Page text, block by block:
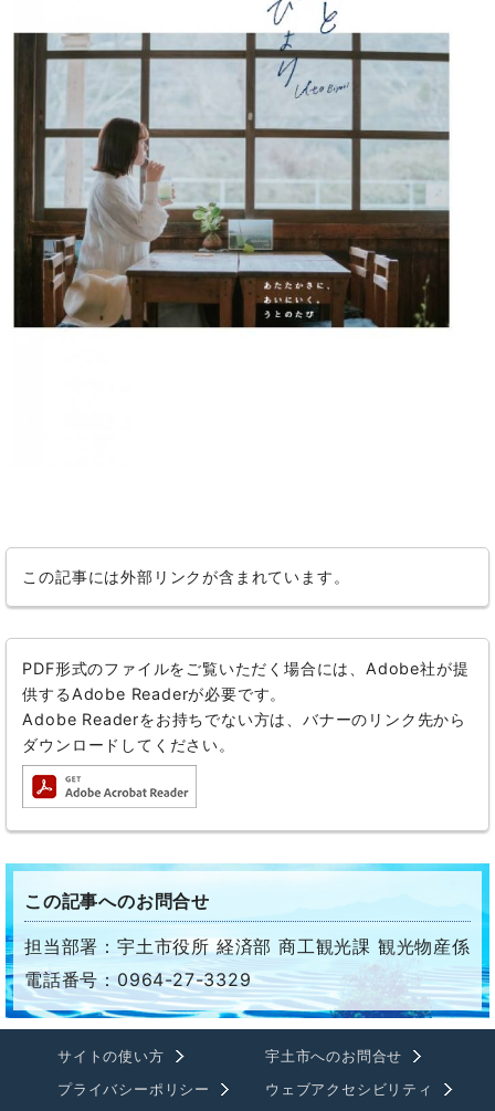
この記事には外部リンクが含まれています。
PDF形式のファイルをご覧いただく場合には、Adobe社が提
供するAdobe Readerが必要です。
Adobe Readerをお持ちでない方は、バナーのリンク先から
ダウンロードしてください。
この記事へのお問合せ
担当部署：宇土市役所 経済部 商工観光課 観光物産係
電話番号：0964-27-3329
サイトの使い方
宇土市へのお問合せ
プライバシーポリシー
ウェブアクセシビリティ